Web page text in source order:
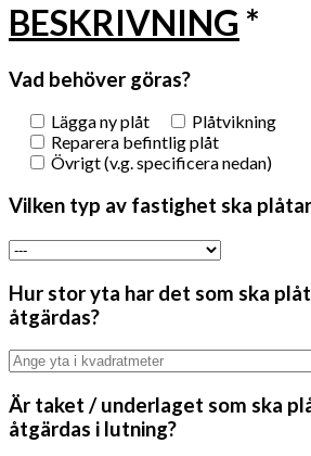
BESKRIVNING *
Vad behöver göras?
Lägga ny plåt
Plåtvikning
Reparera befintlig plåt
Övrigt (v.g. specificera nedan)
Vilken typ av fastighet ska
Hur stor yta har det som ska
åtgärdas?
Är taket / underlaget som ska
åtgärdas i lutning?